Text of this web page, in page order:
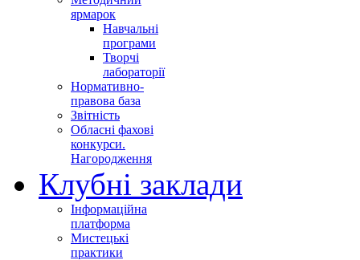
ярмарок
Навчальні
програми
Творчі
лабораторії
Нормативно-
правова база
Звітність
Обласні фахові
конкурси.
Нагородження
Клубні заклади
Інформаційна
платформа
Мистецькі
практики